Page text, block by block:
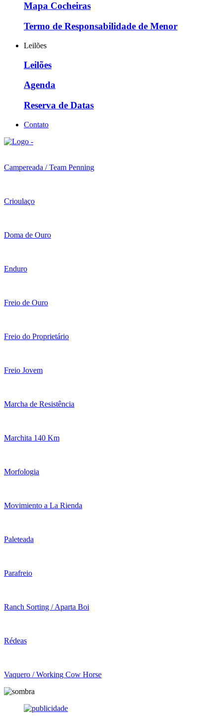
Mapa Cocheiras
Termo de Responsabilidade de Menor
Leilões
Leilões
Agenda
Reserva de Datas
Contato
Campereada / Team Penning
Crioulaço
Doma de Ouro
Enduro
Freio de Ouro
Freio do Proprietário
Freio Jovem
Marcha de Resistência
Marchita 140 Km
Morfologia
Movimiento a La Rienda
Paleteada
Parafreio
Ranch Sorting / Aparta Boi
Rédeas
Vaquero / Working Cow Horse